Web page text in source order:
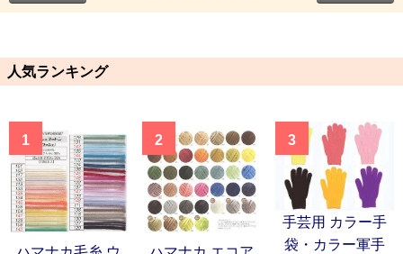
人気ランキング
1 2 3
手芸用 カラー手
袋・カラー軍手